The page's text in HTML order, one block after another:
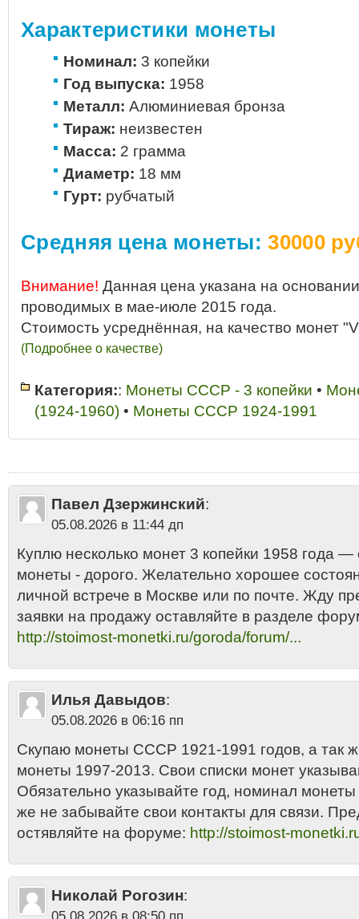
Характеристики монеты
Номинал: 3 копейки
Год выпуска: 1958
Металл: Алюминиевая бронза
Тираж: неизвестен
Масса: 2 грамма
Диаметр: 18 мм
Гурт: рубчатый
Средняя цена монеты:30000
Внимание! Данная цена указана на
проводимых в мае-июле 2015 года.
Стоимость усреднённая, на качество монет
(Подробнее о качестве)
Категория:: Монеты СССР - 3 копейки •
(1924-1960) • Монеты СССР 1924-1991
цена•3 копейки 1958 цена 2013•3 копейки 1958 цена стоимость 2013
Павел Дзержинский:
05.08.2026 в 11:44 дп
Куплю несколько монет 3 копейки 1958 года —
монеты - дорого. Желательно хорошее
личной встрече в Москве или по почте. Жду
заявки на продажу оставляйте в разделе
http://stoimost-monetki.ru/goroda/forum/...
Илья Давыдов:
05.08.2026 в 06:16 пп
Скупаю монеты СССР 1921-1991 годов, а так
монеты 1997-2013. Свои списки монет
Обязательно указывайте год, номинал монеты
же не забывайте свои контакты для связи.
остявляйте на форуме: http://stoimost-
Николай Рогозин:
05.08.2026 в 08:50 пп